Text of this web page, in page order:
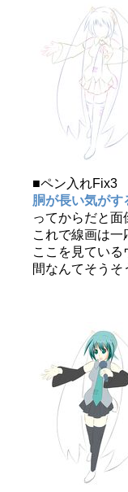
■ペン入れFix3
胴が長い気がす
ってからだと面
これで線画は
ここを見てい
間なんてそうそ